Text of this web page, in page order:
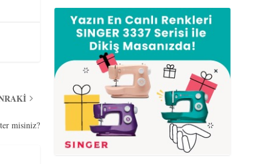
misiniz?